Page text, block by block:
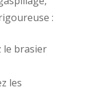
:
le brasier
les